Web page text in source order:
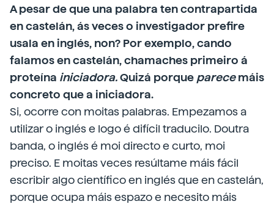
A pesar de que una palabra ten contrapartida
en castelán, ás veces o investigador prefire
usala en inglés, non? Por exemplo, cando
falamos en castelán, chamaches primeiro á
proteína iniciadora.Quizá porque parecemáis
concreto que a iniciadora.
Si, ocorre con moitas palabras. Empezamos a
utilizar o inglés e logo é difícil traducilo. Doutra
banda, o inglés é moi directo e curto, moi
preciso. E moitas veces resúltame máis fácil
escribir algo científico en inglés que en castelán,
porque ocupa máis espazo e necesito máis